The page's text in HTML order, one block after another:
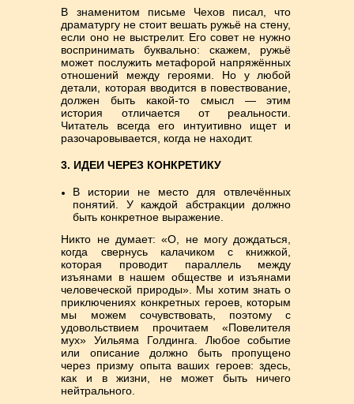
В знаменитом письме Чехов писал, что
драматургу не стоит вешать ружьё на стену,
если оно не выстрелит. Его совет не нужно
воспринимать буквально: скажем, ружьё
может послужить метафорой напряжённых
отношений между героями. Но у любой
детали, которая вводится в повествование,
должен быть какой-то смысл — этим
история отличается от реальности.
Читатель всегда его интуитивно ищет и
разочаровывается, когда не находит.
3. ИДЕИ ЧЕРЕЗ КОНКРЕТИКУ
В истории не место для отвлечённых
понятий. У каждой абстракции должно
быть конкретное выражение.
Никто не думает: «О, не могу дождаться,
когда свернусь калачиком с книжкой,
которая проводит параллель между
изъянами в нашем обществе и изъянами
человеческой природы». Мы хотим знать о
приключениях конкретных героев, которым
мы можем сочувствовать, поэтому с
удовольствием прочитаем «Повелителя
мух» Уильяма Голдинга. Любое событие
или описание должно быть пропущено
через призму опыта ваших героев: здесь,
как и в жизни, не может быть ничего
нейтрального.